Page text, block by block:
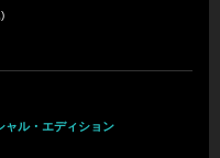
ャル・エディション